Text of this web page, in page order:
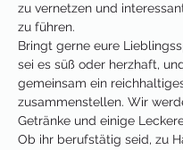
zu vernetzen und
zu führen.
Bringt gerne eure
sei es süß oder herzhaft,
gemeinsam ein
zusammenstellen. Wir
Getränke und einige
Ob ihr berufstätig seid, zu